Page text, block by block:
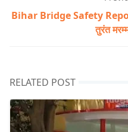
Bihar Bridge Safety
तुरंत
RELATED POST